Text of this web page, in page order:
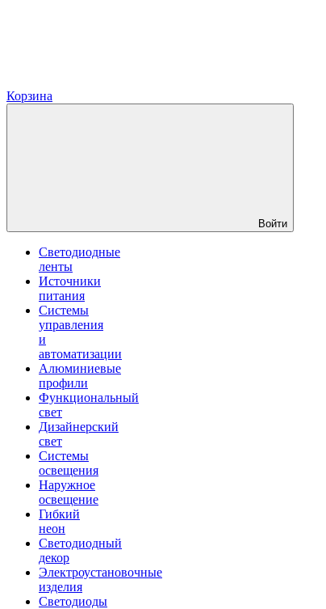
Корзина
Войти
Светодиодные
ленты
Источники
питания
Системы
управления
и
автоматизации
Алюминиевые
профили
Функциональный
свет
Дизайнерский
свет
Системы
освещения
Наружное
освещение
Гибкий
неон
Светодиодный
декор
Электроустановочные
изделия
Светодиоды